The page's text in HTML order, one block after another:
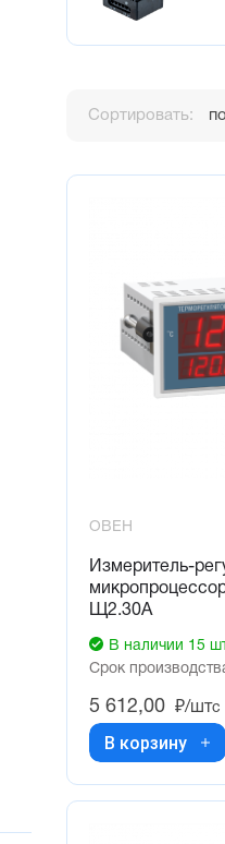
Сортировать:
ОВЕН
Измеритель-
Щ2.30А
В наличии 15
Срок
5 612,00 ₽/штс
В корзину